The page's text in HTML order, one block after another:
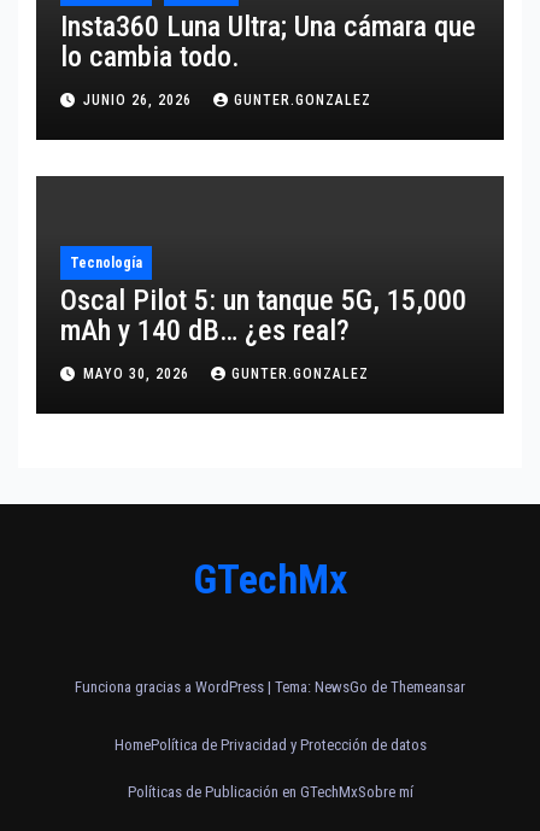
Insta360 Luna Ultra; Una cámara que
lo cambia todo.
JUNIO 26, 2026 GUNTER.GONZALEZ
Tecnología
Oscal Pilot 5: un tanque 5G, 15,000
mAh y 140 dB… ¿es real?
MAYO 30, 2026 GUNTER.GONZALEZ
GTechMx
Funciona gracias a WordPress | Tema: NewsGo de Themeansar
HomePolítica de Privacidad y Protección de datos
Políticas de Publicación en GTechMxSobre mí